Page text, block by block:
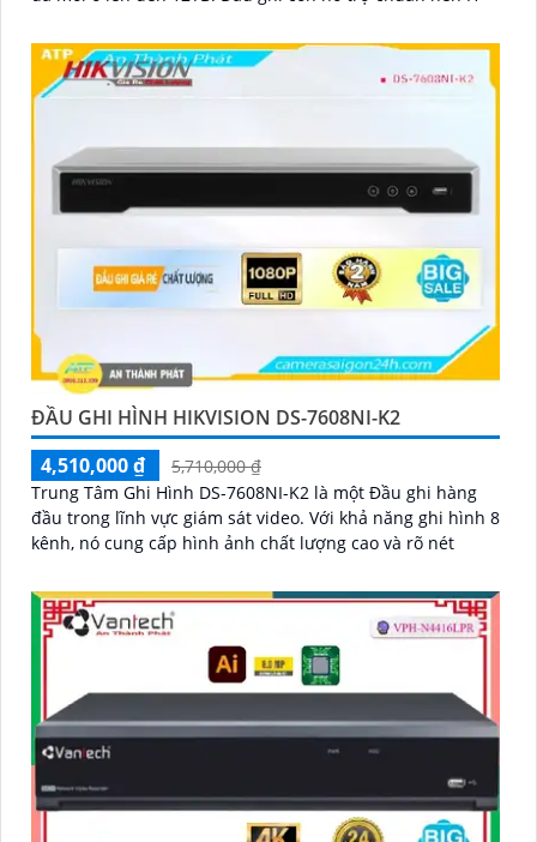
ĐẦU GHI HÌNH HIKVISION DS-7608NI-K2
4,510,000 ₫
5,710,000 ₫
Trung Tâm Ghi Hình DS-7608NI-K2 là một Đầu ghi hàng
đầu trong lĩnh vực giám sát video. Với khả năng ghi hình 8
kênh, nó cung cấp hình ảnh chất lượng cao và rõ nét